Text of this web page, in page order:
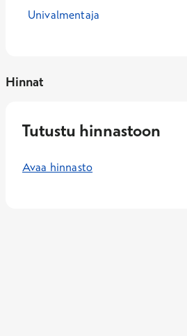
Univalmentaja
Hinnat
Tutustu hinnastoon
Avaa hinnasto